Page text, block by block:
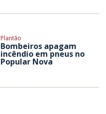
Plantão
Bombeiros apagam
incêndio em pneus no
Popular Nova